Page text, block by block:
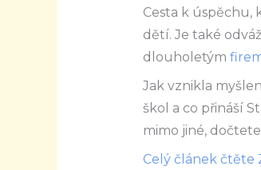
Cesta k úspěchu,
dětí. Je také
dlouholetým
Jak vznikla
škol a co přináší
mimo jiné,
Celý článek čtěte